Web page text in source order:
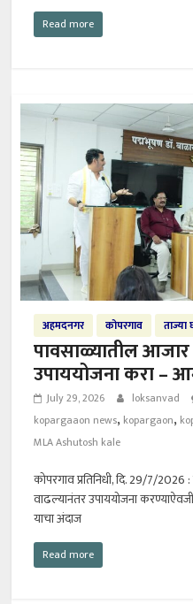
Read more
अहमदनगर कोपरगाव ताज्या
पावसाळ्यातील आजार
उपाययोजना करा –
July 29, 2026 loksanvad
kopargaaon news, kopargaon,
MLA Ashutosh kale
कोपरगाव प्रतिनिधी, दि. 29/7/2026
वाढल्यानंतर उपाययोजना
याचा अंदाज
Read more